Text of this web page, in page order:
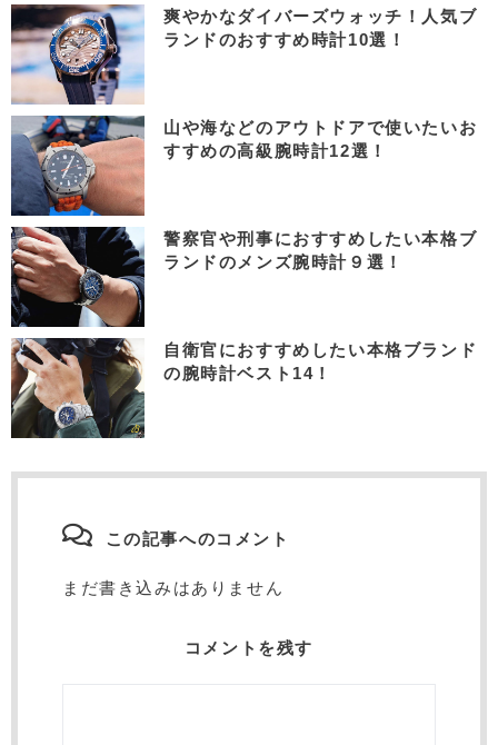
爽やかなダイバーズウォッチ！人気ブ
ランドのおすすめ時計10選！
山や海などのアウトドアで使いたいお
すすめの高級腕時計12選！
警察官や刑事におすすめしたい本格ブ
ランドのメンズ腕時計９選！
自衛官におすすめしたい本格ブランド
の腕時計ベスト14！
この記事へのコメント
まだ書き込みはありません
コメントを残す